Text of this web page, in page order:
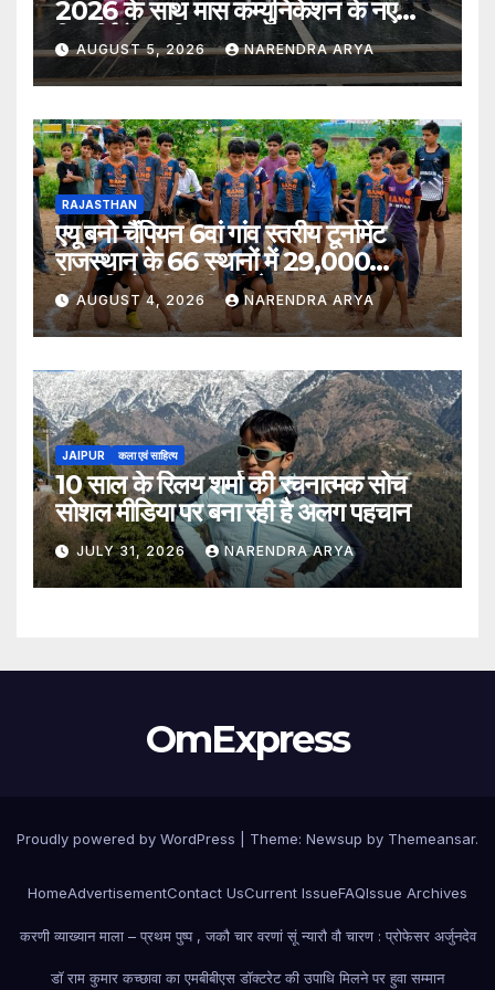
2026 के साथ मास कम्युनिकेशन के नए
विद्यार्थियों का किया स्वागत
AUGUST 5, 2026 NARENDRA ARYA
RAJASTHAN
एयू बनो चैंपियन 6वां गांव स्तरीय टूर्नामेंट
राजस्थान के 66 स्थानों में 29,000
खिलाड़ियों की भागीदारी के साथ संपन्न हुआ
AUGUST 4, 2026 NARENDRA ARYA
JAIPUR कला एवं साहित्य
10 साल के रिलय शर्मा की रचनात्मक सोच
सोशल मीडिया पर बना रही है अलग पहचान
JULY 31, 2026 NARENDRA ARYA
OmExpress
Proudly powered by WordPress Theme: Newsup by Themeansar.
HomeAdvertisementContact UsCurrent IssueFAQIssue Archives
करणी व्याख्यान माला – प्रथम पुष्प , जकौ चार वरणां सूं न्यारौ वौ चारण : प्रोफेसर अर्जुनदेव
डॉ राम कुमार कच्छावा का एमबीबीएस डॉक्टरेट की उपाधि मिलने पर हुवा सम्मान